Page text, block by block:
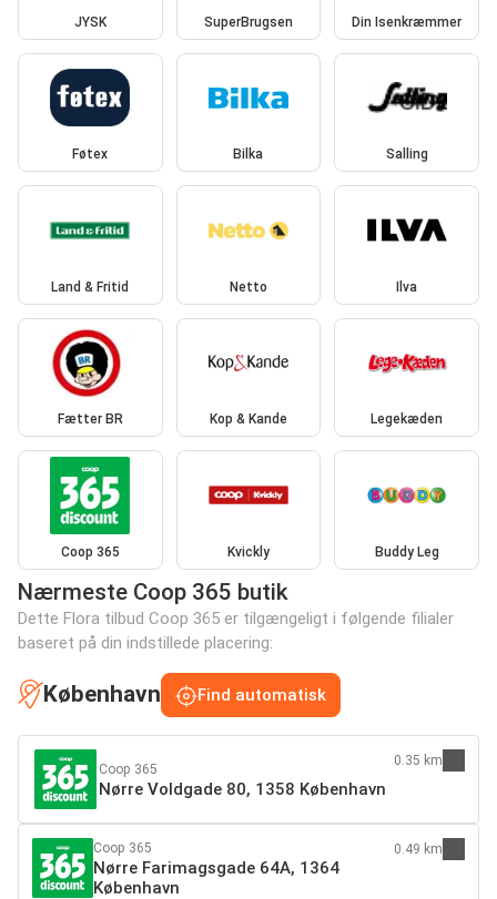
JYSK SuperBrugsen Din Isenkræmmer
Føtex Bilka Salling
Land & Fritid Netto Ilva
Fætter BR Kop & Kande Legekæden
Coop 365 Kvickly Buddy Leg
Nærmeste Coop 365 butik
Dette Flora tilbud Coop 365 er tilgængeligt i følgende filialer
baseret på din indstillede placering:
København Find automatisk
Coop 365
Nørre Voldgade 80, 1358 København
0.35 km
Coop 365
Nørre Farimagsgade 64A, 1364
København
0.49 km